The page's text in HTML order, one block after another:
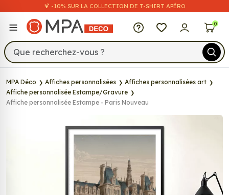
🍹 -10% SUR LA COLLECTION DE T-SHIRT APÉRO
MPA Déco 0
MPA Déco Affiches personnalisées
Affiches personnalisées art
Affiche personnalisée Estampe/Gravure
Affiche personnalisée Estampe - Paris Nouveau